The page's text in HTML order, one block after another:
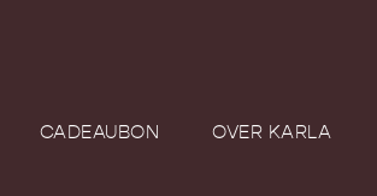
CADEAUBON OVER KARLA